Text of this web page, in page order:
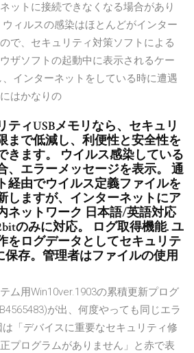
ットに接続できなくなる場合があり
ウィルスの感染はほとんどがインター
で、セキュリティ対策ソフトによる
ザソフトの起動中に表示されるケー
インターネットをしている時に遭遇
はかなりの
ティUSBメモリなら、セキュリ
まで低減し、利便性と安全性を
きます。 ウイルス感染している
、エラーメッセージを表示。 通
経由でウイルス定義ファイルを
しますが、インターネットにア
ネットワーク 日本語/英語対応
のみに対応。 ログ取得機能. ユ
をログデータとしてセキュリテ
保存。管理者はファイルの使用
ム用Win10ver.1903の累積更新プログ
が出、何度やっても同じエラ
「デバイスに重要なセキュリティ修
プログラムがありません」と赤で表